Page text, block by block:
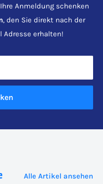
Anmeldung schenken
, den Sie direkt nach der
Adresse erhalten!
Alle Artikel ansehen